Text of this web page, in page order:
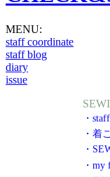
MENU:
staff coordinate
staff blog
diary
issue
・
・着
・
・